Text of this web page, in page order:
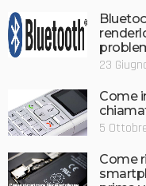
23
Come
5
Come